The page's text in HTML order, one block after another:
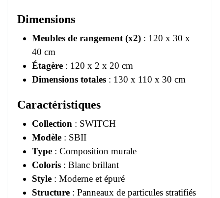
Dimensions
Meubles de rangement (x2) : 120 x 30 x
40 cm
Étagère : 120 x 2 x 20 cm
Dimensions totales : 130 x 110 x 30 cm
Caractéristiques
Collection : SWITCH
Modèle : SBII
Type : Composition murale
Coloris : Blanc brillant
Style : Moderne et épuré
Structure : Panneaux de particules stratifiés